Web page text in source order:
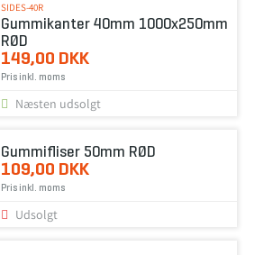
SIDES-40R
Gummikanter 40mm 1000x250mm
RØD
149,00 DKK
Pris inkl. moms
Næsten udsolgt
Gummifliser 50mm RØD
109,00 DKK
Pris inkl. moms
Udsolgt